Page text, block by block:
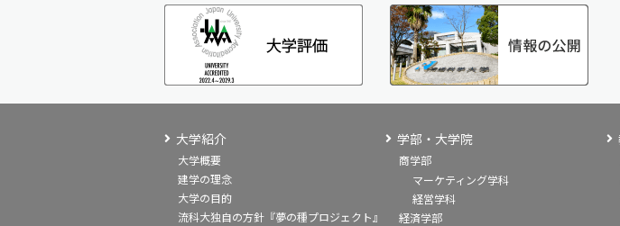
大学紹介
大学概要
建学の理念
大学の目的
流科大独自の方針『夢の種プロジェクト』
学部・大学院
商学部
マーケティング学科
経営学科
経済学部